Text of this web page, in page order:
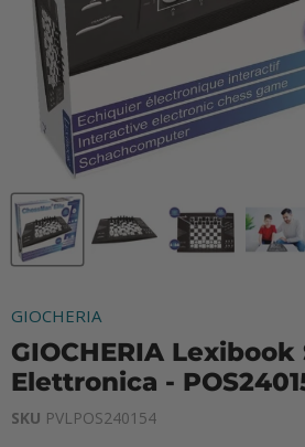
GIOCHERIA
GIOCHERIA
Elettronica -
SKU PVLPOS240154